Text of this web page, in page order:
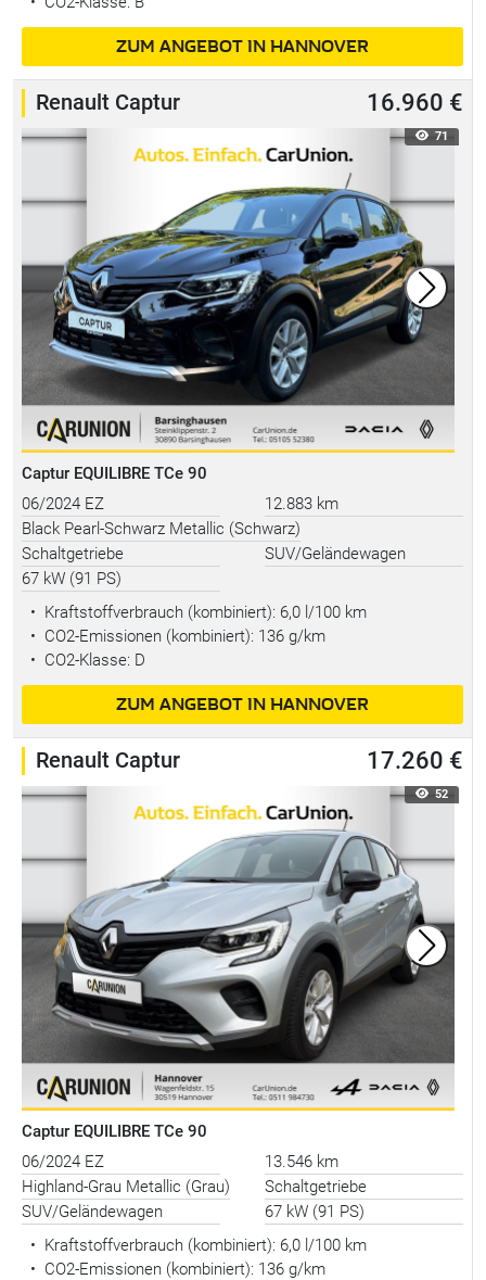
ZUM ANGEBOT IN HANNOVER
Renault Captur 16.960 €
71
Captur EQUILIBRE TCe 90
06/2024 EZ
12.883 km
Black Pearl-Schwarz Metallic (Schwarz)
Schaltgetriebe
SUV/Geländewagen
67 kW (91 PS)
• Kraftstoffverbrauch (kombiniert): 6,0 l/100 km
• CO2-Emissionen (kombiniert): 136 g/km
• CO2-Klasse: D
ZUM ANGEBOT IN HANNOVER
Renault Captur 17.260 €
52
Captur EQUILIBRE TCe 90
06/2024 EZ
13.546 km
Highland-Grau Metallic (Grau)
Schaltgetriebe
SUV/Geländewagen
67 kW (91 PS)
• Kraftstoffverbrauch (kombiniert): 6,0 l/100 km
• CO2-Emissionen (kombiniert): 136 g/km